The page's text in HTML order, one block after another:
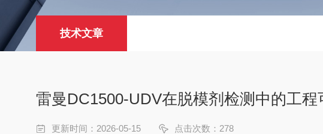
技术文章
雷曼DC1500-UDV在脱模剂检测中的工程
更新时间：2026-05-15 点击次数：278